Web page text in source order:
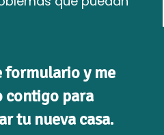
formulario y me
contigo para
tu nueva casa.